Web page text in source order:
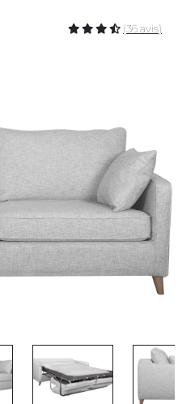
(36 avis)